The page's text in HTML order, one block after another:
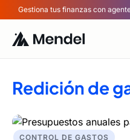
Gestiona tus finanzas con
Redición de
CONTROL DE GASTOS